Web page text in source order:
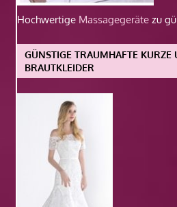
Hochwertige Massagegeräte zu
GÜNSTIGE TRAUMHAFTE KURZE
BRAUTKLEIDER